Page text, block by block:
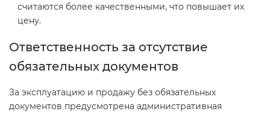
считаются более качественными, что повышает их
цену.
Ответственность за отсутствие
обязательных документов
За эксплуатацию и продажу без обязательных
документов предусмотрена административная